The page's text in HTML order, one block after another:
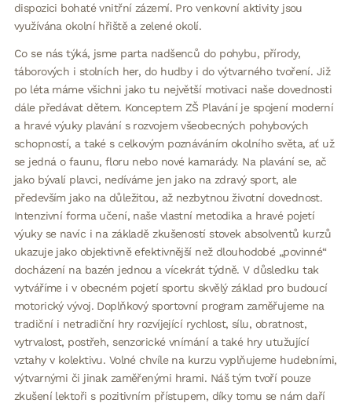
dispozici bohaté vnitřní zázemí. Pro venkovní aktivity jsou
využívána okolní hřiště a zelené okolí.
Co se nás týká, jsme parta nadšenců do pohybu, přírody,
táborových i stolních her, do hudby i do výtvarného tvoření. Již
po léta máme všichni jako tu největší motivaci naše dovednosti
dále předávat dětem. Konceptem ZŠ Plavání je spojení moderní
a hravé výuky plavání s rozvojem všeobecných pohybových
schopností, a také s celkovým poznáváním okolního světa, ať už
se jedná o faunu, floru nebo nové kamarády. Na plavání se, ač
jako bývalí plavci, nedíváme jen jako na zdravý sport, ale
především jako na důležitou, až nezbytnou životní dovednost.
Intenzivní forma učení, naše vlastní metodika a hravé pojetí
výuky se navíc i na základě zkušeností stovek absolventů kurzů
ukazuje jako objektivně efektivnější než dlouhodobé „povinné“
docházení na bazén jednou a vícekrát týdně. V důsledku tak
vytváříme i v obecném pojetí sportu skvělý základ pro budoucí
motorický vývoj. Doplňkový sportovní program zaměřujeme na
tradiční i netradiční hry rozvíjející rychlost, sílu, obratnost,
vytrvalost, postřeh, senzorické vnímání a také hry utužující
vztahy v kolektivu. Volné chvíle na kurzu vyplňujeme hudebními,
výtvarnými či jinak zaměřenými hrami. Náš tým tvoří pouze
zkušení lektoři s pozitivním přístupem, díky tomu se nám daří